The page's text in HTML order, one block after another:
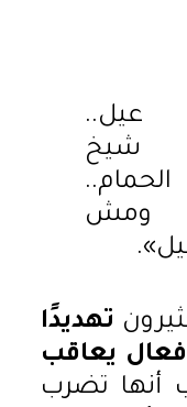
عيل..
شيخ
ومش
تهديدًا
يعاقب
أنها تضرب